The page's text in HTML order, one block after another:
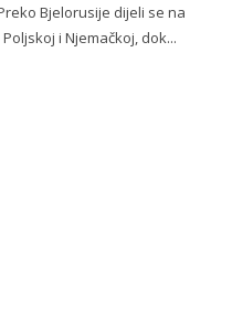
Bjelorusije dijeli se na
i Njemačkoj, dok...